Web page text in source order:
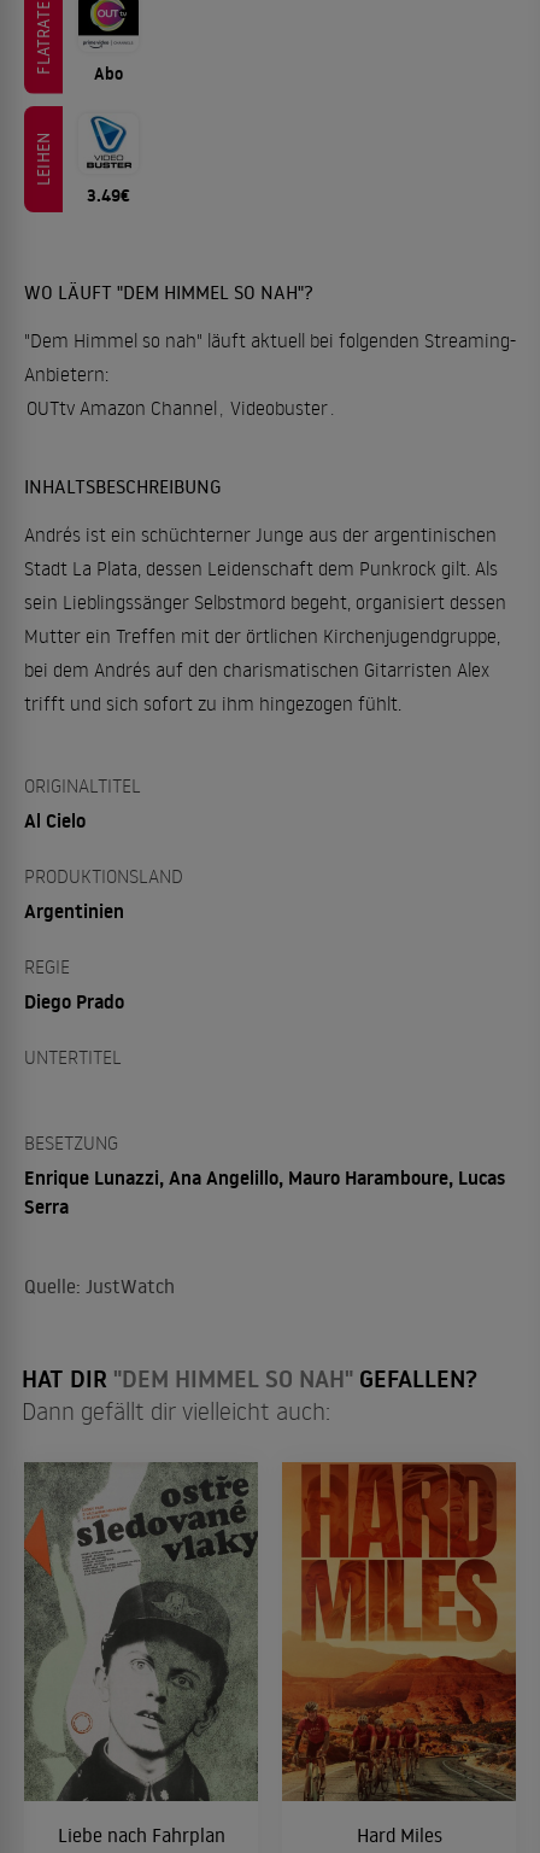
FLATRATE Abo
LEIHEN
3.49€
WO LÄUFT "DEM HIMMEL SO NAH"?
"Dem Himmel so nah" läuft aktuell bei folgenden Streaming-
Anbietern:
OUTtv Amazon Channel Videobuster
INHALTSBESCHREIBUNG
Andrés ist ein schüchterner Junge aus der argentinischen
Stadt La Plata, dessen Leidenschaft dem Punkrock gilt. Als
sein Lieblingssänger Selbstmord begeht, organisiert dessen
Mutter ein Treffen mit der örtlichen Kirchenjugendgruppe,
bei dem Andrés auf den charismatischen Gitarristen Alex
trifft und sich sofort zu ihm hingezogen fühlt.
ORIGINALTITEL
Al Cielo
PRODUKTIONSLAND
Argentinien
REGIE
Diego Prado
UNTERTITEL
BESETZUNG
Enrique Lunazzi, Ana Angelillo, Mauro Haramboure, Lucas
Serra
Quelle: JustWatch
HAT DIR "DEM HIMMEL SO NAH" GEFALLEN?
Dann gefällt dir vielleicht auch:
Liebe nach Fahrplan Hard Miles